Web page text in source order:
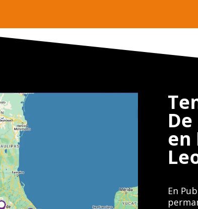
en
En